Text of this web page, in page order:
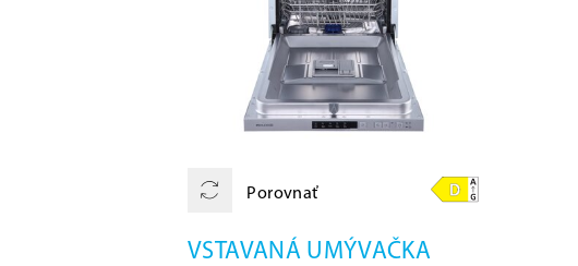
Porovnať
VSTAVANÁ UMÝVAČKA